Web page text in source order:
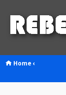
Home ‹